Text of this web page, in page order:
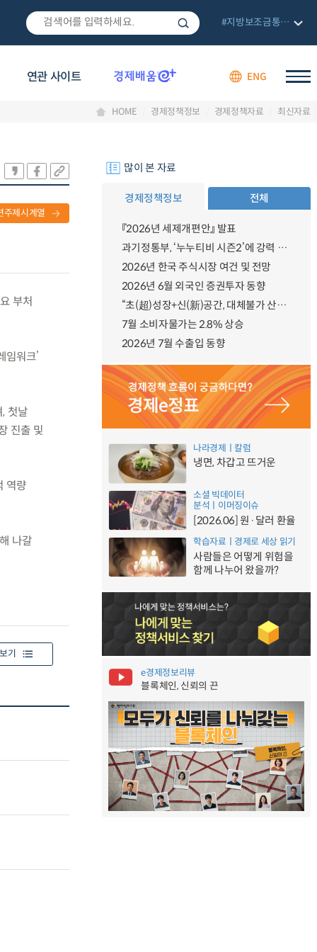
연관 사이트 ENG
#지방보조금통합관리망
HOME 경제정책정보 경제정책자료 최신자료
주제시계열
부처
임워크’
첫날
진출 및
역량
나갈
기
많이 본 자료
경제정책정보 전체
『2026년 세제개편안』 발표
과기정통부, ‘누누티비 시즌2’에 강력 대응 의지 밝혀
2026년 한국 주식시장 여건 및 전망
2026년 6월 외국인 증권투자 동향
“초(超)성장+신(新)공간, 대체불가 산업강국”
7월 소비자물가는 2.8% 상승
2026년 7월 수출입 동향
나라경제ㅣ칼럼
냉면, 차갑고 뜨거운
소셜 빅데이터
분석ㅣ이머징이슈
[2026.06] 원·달러 환율
학습자료ㅣ경제로 세상 읽기
사람들은 어떻게 위험을
함께 나누어 왔을까?
e경제정보리뷰
블록체인, 신뢰의 끈